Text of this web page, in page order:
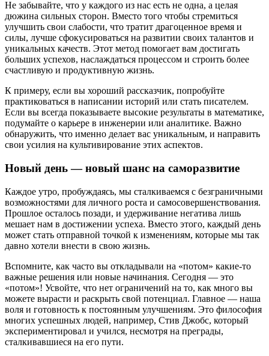
Не забывайте, что у каждого из нас есть не одна, а целая
дюжина сильных сторон. Вместо того чтобы стремиться
улучшить свои слабости, что тратит драгоценное время и
силы, лучше сфокусироваться на развитии своих талантов и
уникальных качеств. Этот метод помогает вам достигать
больших успехов, наслаждаться процессом и строить более
счастливую и продуктивную жизнь.
К примеру, если вы хороший рассказчик, попробуйте
практиковаться в написании историй или стать писателем.
Если вы всегда показываете высокие результаты в математике,
подумайте о карьере в инженерии или аналитике. Важно
обнаружить, что именно делает вас уникальным, и направить
свои усилия на культивирование этих аспектов.
Новый день — новый шанс на саморазвитие
Каждое утро, пробуждаясь, мы сталкиваемся с безграничными
возможностями для личного роста и самосовершенствования.
Прошлое осталось позади, и удерживание негатива лишь
мешает нам в достижении успеха. Вместо этого, каждый день
может стать отправной точкой к изменениям, которые мы так
давно хотели внести в свою жизнь.
Вспомните, как часто вы откладывали на «потом» какие-то
важные решения или новые начинания. Сегодня — это
«потом»! Усвойте, что нет ограничений на то, как много вы
можете вырасти и раскрыть свой потенциал. Главное — наша
воля и готовность к постоянным улучшениям. Это философия
многих успешных людей, например, Стив Джобс, который
экспериментировал и учился, несмотря на преграды,
сталкивавшиеся на его пути.